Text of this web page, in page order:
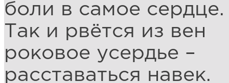
боли в самое сердце.
Так и рвётся из вен
роковое усердье –
расставаться навек.